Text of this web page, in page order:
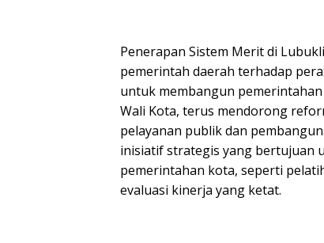
Penerapan Sistem Merit di
pemerintah daerah terhadap
untuk membangun
Wali Kota, terus mendorong
pelayanan publik dan
inisiatif strategis yang bertujuan
pemerintahan kota, seperti
evaluasi kinerja yang ketat.